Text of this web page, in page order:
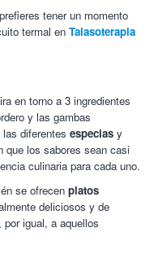
tener un momento
termal en Talasoterapia
en torno a 3 ingredientes
y las gambas
diferentes especias y
que los sabores sean casi
culinaria para cada uno.
se ofrecen platos
deliciosos y de
igual, a aquellos